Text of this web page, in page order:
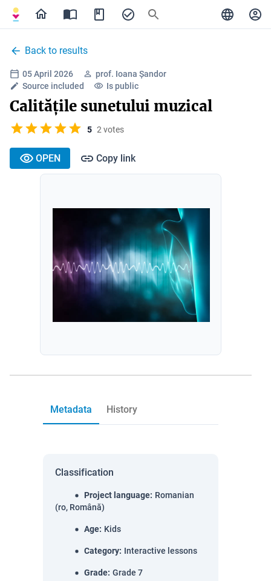
Back to results
05 April 2026
prof. Ioana Șandor
Source included
Is public
Calitățile sunetului muzical
5 2 votes
OPEN Copy link
Metadata History
Classification
Project language: Romanian
(ro, Română)
Age: Kids
Category: Interactive lessons
Grade: Grade 7